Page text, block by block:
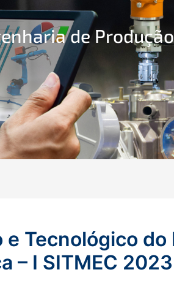
de Produção
Tecnológico
– I SITMEC 2023